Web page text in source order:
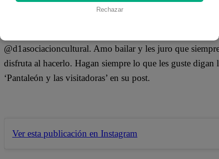
“Después de mucho haciendo algo que me gusta
@d1asociacioncultural. Amo bailar y les juro que
disfruta al hacerlo. Hagan siempre lo que les guste
‘Pantaleón y las visitadoras’ en su post.
Ver esta publicación en Instagram
Rechazar